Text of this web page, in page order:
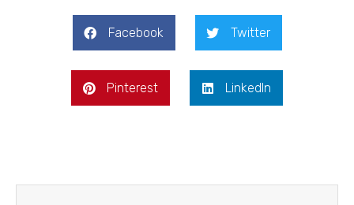
Facebook Twitter
Pinterest LinkedIn